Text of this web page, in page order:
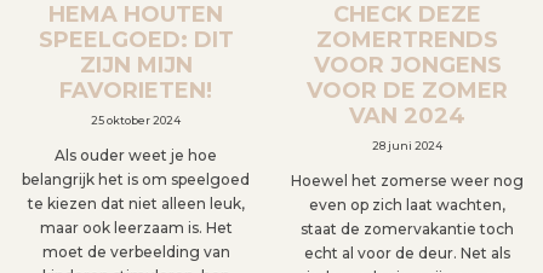
HEMA HOUTEN
SPEELGOED: DIT
ZIJN MIJN
FAVORIETEN!
25 oktober 2024
Als ouder weet je hoe
belangrijk het is om speelgoed
te kiezen dat niet alleen leuk,
maar ook leerzaam is. Het
moet de verbeelding van
CHECK DEZE
ZOMERTRENDS
VOOR JONGENS
VOOR DE ZOMER
VAN 2024
28 juni 2024
Hoewel het zomerse weer nog
even op zich laat wachten,
staat de zomervakantie toch
echt al voor de deur. Net als